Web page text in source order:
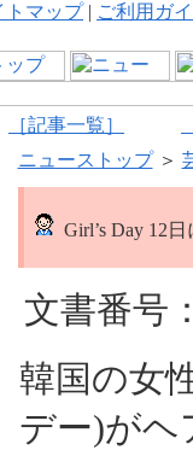
トマップ| ご利用ガ
［記事一覧］
ニューストップ＞
Girl’s Day 12
文書番号
韓国の女
デー)がヘ